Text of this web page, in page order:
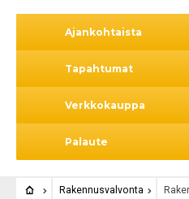
Ajankohtaista
Tapahtumat
Verkkokauppa
Palaute
Rakennusvalvonta